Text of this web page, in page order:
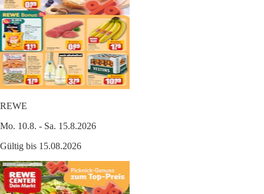
REWE
Mo. 10.8. - Sa. 15.8.2026
Gültig bis 15.08.2026